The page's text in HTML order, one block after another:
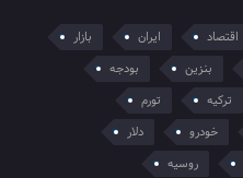
اقتصاد ایران
بازار
بنزین
بودجه
ترکیه
تورم
خودرو
دلار
روسیه